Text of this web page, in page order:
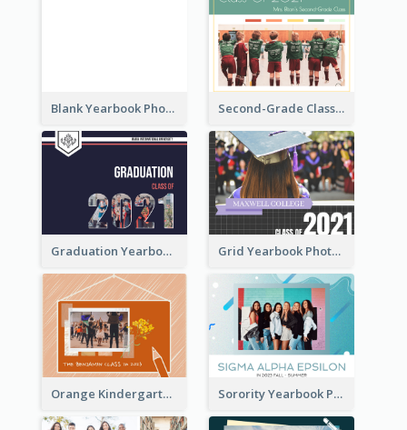
Blank Yearbook Photo Book Second-Grade Class Yearbook Photo Book
Graduation Yearbook Photo Book Grid Yearbook Photo Book
Orange Kindergarten Yearbook Photo Book Sorority Yearbook Photo Book